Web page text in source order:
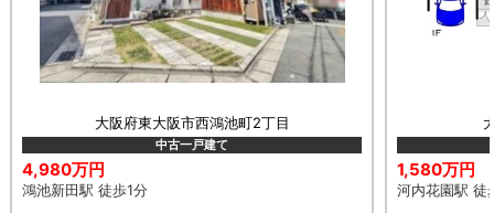
大阪府東大阪市西鴻池町2丁目
中古一戸建て
4,980万円
鴻池新田駅 徒歩1分
1,580万円
河内花園駅 徒